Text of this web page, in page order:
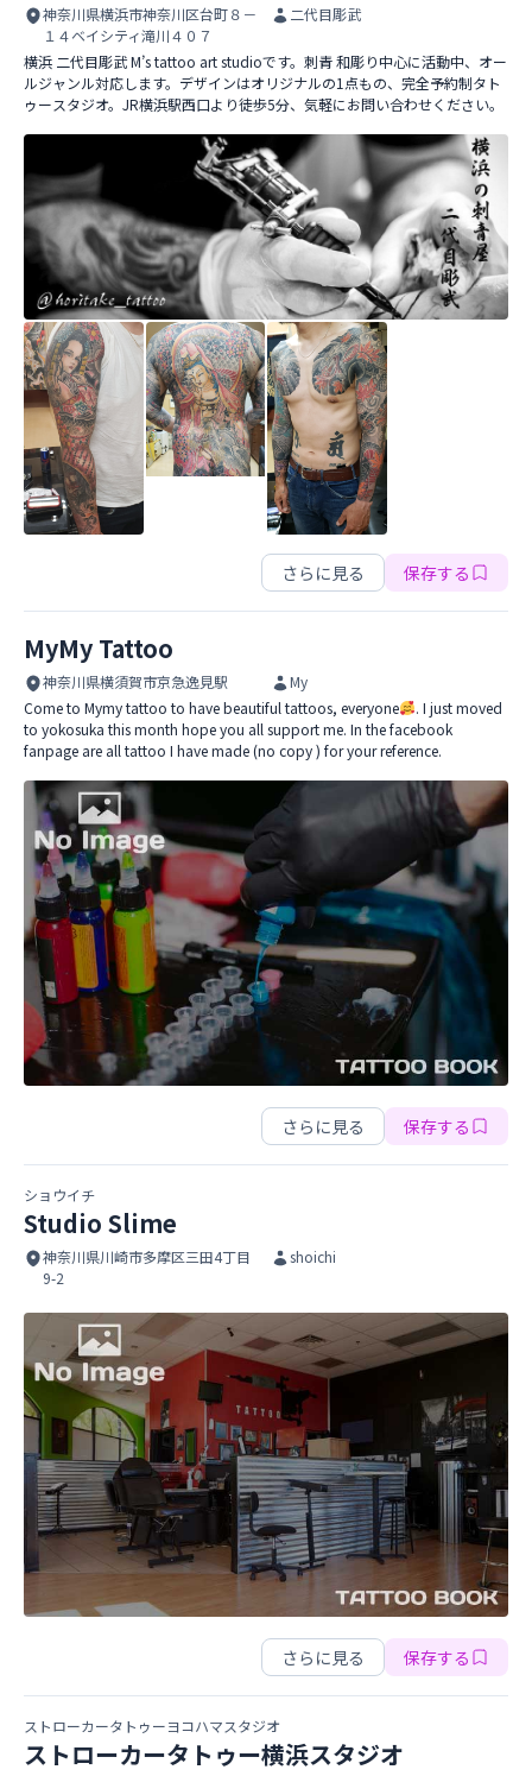
神奈川県横浜市神奈川区台町８－
１４ベイシティ滝川４０７
二代目彫武
横浜 二代目彫武 M’s tattoo art studioです。刺青 和彫り中心に活動中、オー
ルジャンル対応します。デザインはオリジナルの1点もの、完全予約制タト
ゥースタジオ。JR横浜駅西口より徒歩5分、気軽にお問い合わせください。
M's tattoo art studio
さらに見る 保存する
MyMy Tattoo
神奈川県横須賀市京急逸見駅
My
Come to Mymy tattoo to have beautiful tattoos, everyone
. I just moved
to yokosuka this month hope you all support me. In the facebook
fanpage are all tattoo I have made (no copy ) for your reference.
MyMy Tattoo
さらに見る 保存する
ショウイチ
Studio Slime
神奈川県川崎市多摩区三田4丁目
9-2
shoichi
Studio Slime
さらに見る 保存する
ストローカータトゥーヨコハマスタジオ
ストローカータトゥー横浜スタジオ